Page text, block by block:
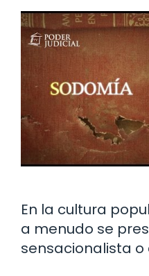
En la cultura
a menudo se
sensacionalista